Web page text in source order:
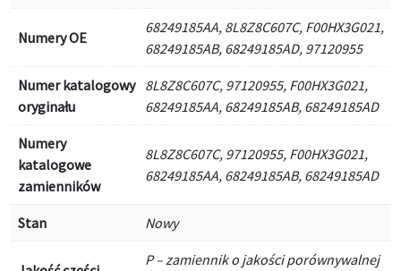
Numery OE
68249185AA, 8L8Z8C607C, F00HX3G021,
68249185AB, 68249185AD, 97120955
Numer katalogowy
oryginału
8L8Z8C607C, 97120955, F00HX3G021,
68249185AA, 68249185AB, 68249185AD
Numery
katalogowe
zamienników
8L8Z8C607C, 97120955, F00HX3G021,
68249185AA, 68249185AB, 68249185AD
Stan Nowy
P – zamiennik o jakości porównywalnej